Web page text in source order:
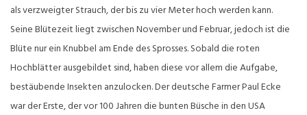
als verzweigter Strauch, der bis zu vier Meter hoch werden kann.
Seine Blütezeit liegt zwischen November und Februar, jedoch ist die
Blüte nur ein Knubbel am Ende des Sprosses. Sobald die roten
Hochblätter ausgebildet sind, haben diese vor allem die Aufgabe,
bestäubende Insekten anzulocken. Der deutsche Farmer Paul Ecke
war der Erste, der vor 100 Jahren die bunten Büsche in den USA